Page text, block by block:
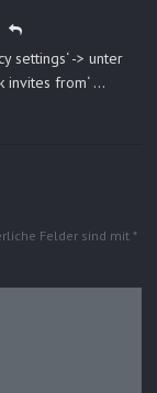
settings‘ -> unter
invites from‘ …
Felder sind mit*